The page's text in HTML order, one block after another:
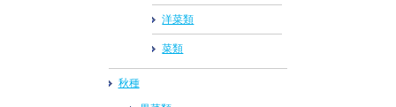
洋菜類
菜類
秋種